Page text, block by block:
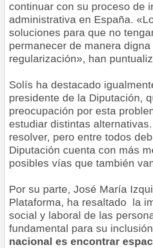
continuar con su proceso de
administrativa en España.
soluciones para que no
permanecer de manera
regularización», han
Solís ha destacado
presidente de la Diputación,
preocupación por esta
estudiar distintas
resolver, pero entre todos
Diputación cuenta con más
posibles vías que también
Por su parte, José María
Plataforma, ha resaltado la
social y laboral de las
fundamental para su
nacional es encontrar